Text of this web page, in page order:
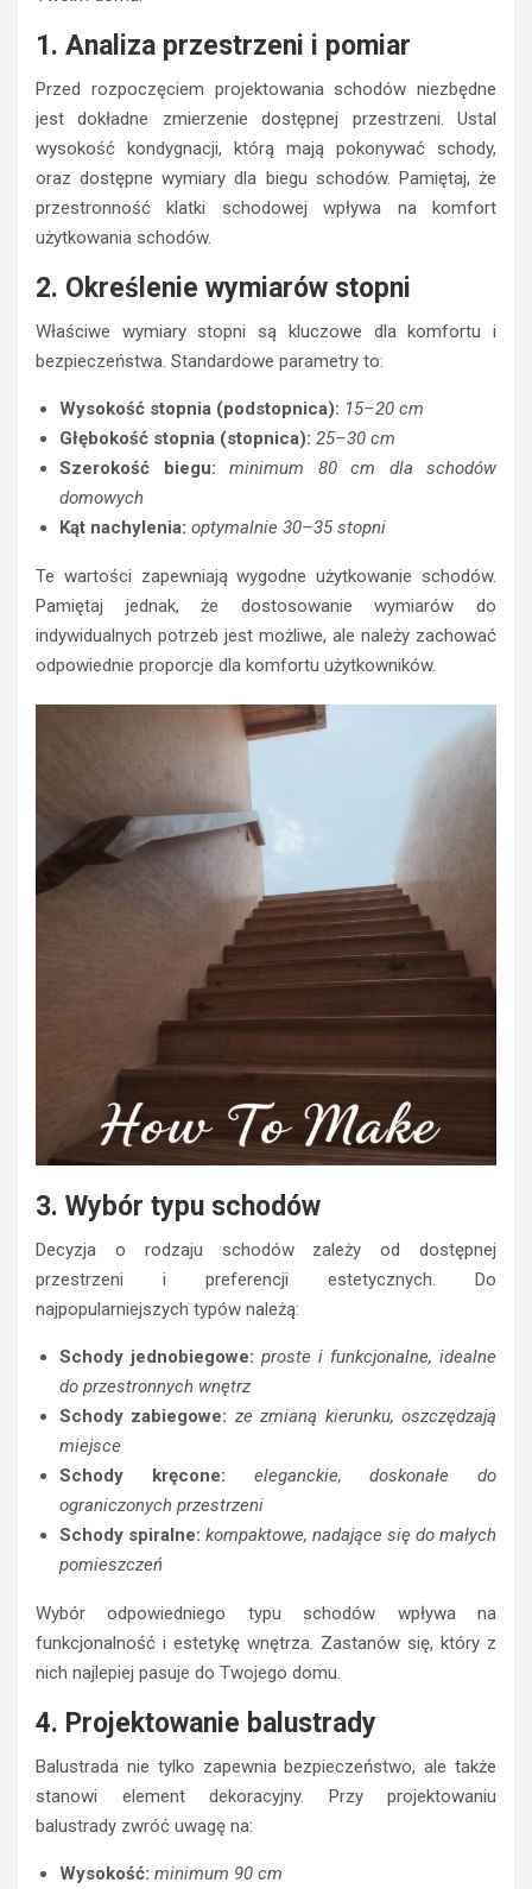
1. Analiza przestrzeni i pomiar
Przed rozpoczęciem projektowania schodów niezbędne
jest dokładne zmierzenie dostępnej przestrzeni. Ustal
wysokość kondygnacji, którą mają pokonywać schody,
oraz dostępne wymiary dla biegu schodów. Pamiętaj, że
przestronność klatki schodowej wpływa na komfort
użytkowania schodów.
2. Określenie wymiarów stopni
Właściwe wymiary stopni są kluczowe dla komfortu i
bezpieczeństwa. Standardowe parametry to:
Wysokość stopnia (podstopnica): 15–20 cm
Głębokość stopnia (stopnica): 25–30 cm
Szerokość biegu:
minimum 80 cm dla schodów
domowych
Kąt nachylenia: optymalnie 30–35 stopni
Te wartości zapewniają wygodne użytkowanie schodów.
Pamiętaj jednak, że dostosowanie wymiarów do
indywidualnych potrzeb jest możliwe, ale należy zachować
odpowiednie proporcje dla komfortu użytkowników.
3. Wybór typu schodów
Decyzja o rodzaju schodów zależy od dostępnej
przestrzeni i preferencji estetycznych. Do
najpopularniejszych typów należą:
Schody jednobiegowe: proste i funkcjonalne, idealne
do przestronnych wnętrz
Schody zabiegowe: ze zmianą kierunku, oszczędzają
miejsce
Schody kręcone:
eleganckie, doskonałe do
ograniczonych przestrzeni
Schody spiralne: kompaktowe, nadające się do małych
pomieszczeń
Wybór odpowiedniego typu schodów wpływa na
funkcjonalność i estetykę wnętrza. Zastanów się, który z
nich najlepiej pasuje do Twojego domu.
4. Projektowanie balustrady
Balustrada nie tylko zapewnia bezpieczeństwo, ale także
stanowi element dekoracyjny. Przy projektowaniu
balustrady zwróć uwagę na:
Wysokość: minimum 90 cm